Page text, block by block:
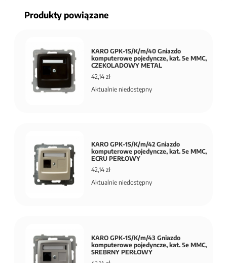
Produkty powiązane
KARO GPK-1S/K/m/40 Gniazdo
komputerowe pojedyncze, kat. 5e MMC,
CZEKOLADOWY METAL
42,14 zł
Aktualnie niedostępny
KARO GPK-1S/K/m/42 Gniazdo
komputerowe pojedyncze, kat. 5e MMC,
ECRU PERŁOWY
42,14 zł
Aktualnie niedostępny
KARO GPK-1S/K/m/43 Gniazdo
komputerowe pojedyncze, kat. 5e MMC,
SREBRNY PERŁOWY